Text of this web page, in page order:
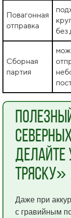
Повагонная
отправка
без
Сборная
партия
делайте
тряску»
Даже при
с гравийным